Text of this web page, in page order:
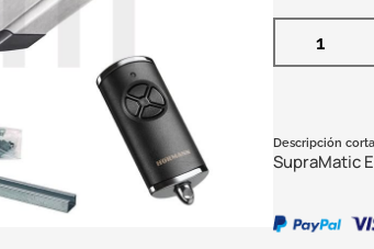
Descripción
SupraMatic